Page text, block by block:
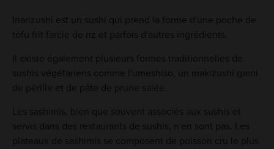
Inarizushi est un sushi qui prend la forme d'une poche de
tofu frit farcie de riz et parfois d'autres ingrédients.
Il existe également plusieurs formes traditionnelles de
sushis végétariens comme l'umeshiso, un makizushi garni
de pérille et de pâte de prune salée.
Les sashimis, bien que souvent associés aux sushis et
servis dans des restaurants de sushis, n'en sont pas. Les
plateaux de sashimis se composent de poisson cru le plus